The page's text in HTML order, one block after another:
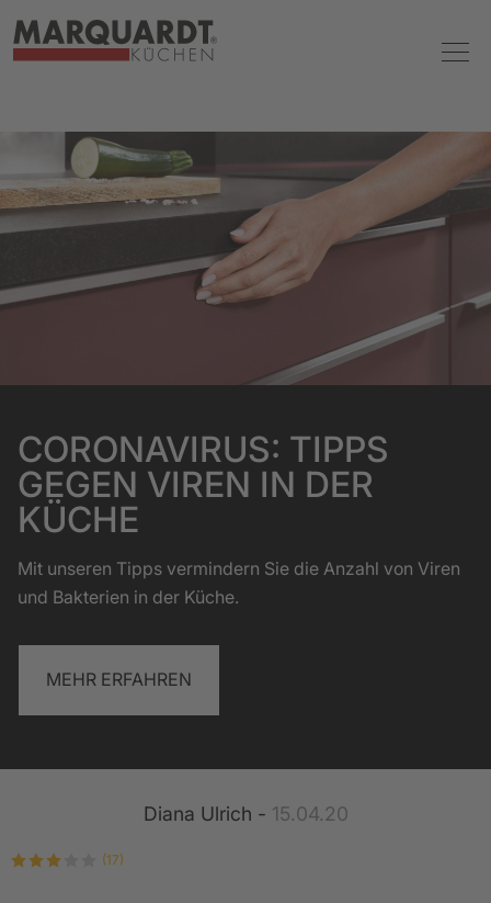
CORONAVIRUS: TIPPS
GEGEN VIREN IN DER
KÜCHE
Mit unseren Tipps vermindern Sie die Anzahl von Viren
und Bakterien in der Küche.
MEHR ERFAHREN
Diana Ulrich - 15.04.20
(17)